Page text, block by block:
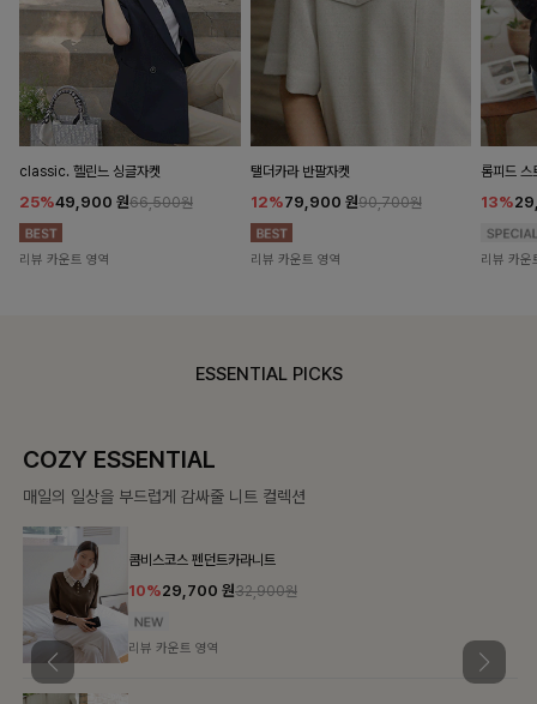
classic. 헬린느 싱글자켓
25%49,900 원66,500원
리뷰 카운트 영역
탤더카라 반팔자켓
12%79,900 원90,700원
리뷰 카운트 영역
롬피드 스
13%
리뷰 카운
ESSENTIAL PICKS
COZY ESSENTIAL
매일의 일상을 부드럽게 감싸줄 니트 컬렉션
콤비스코스 펜던트카라니트
10%29,700 원32,900원
리뷰 카운트 영역